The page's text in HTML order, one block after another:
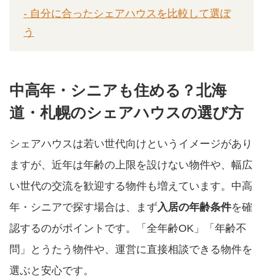
- 自分に合ったシェアハウスを比較して選ぼ
う
中高年・シニアも住める？北海
道・札幌のシェアハウスの選び方
シェアハウスは若い世代向けというイメージがあり
ますが、近年は年齢の上限を設けない物件や、幅広
い世代の交流を歓迎する物件も増えています。中高
年・シニアで探す場合は、まず入居の年齢条件を確
認するのがポイントです。「全年齢OK」「年齢不
問」とうたう物件や、運営に直接相談できる物件を
選ぶと安心です。